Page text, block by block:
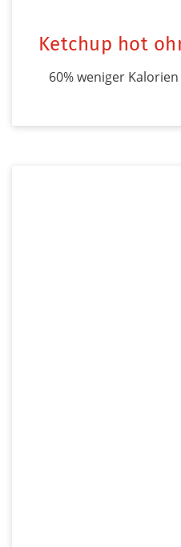
Ketchup hot
60% weniger